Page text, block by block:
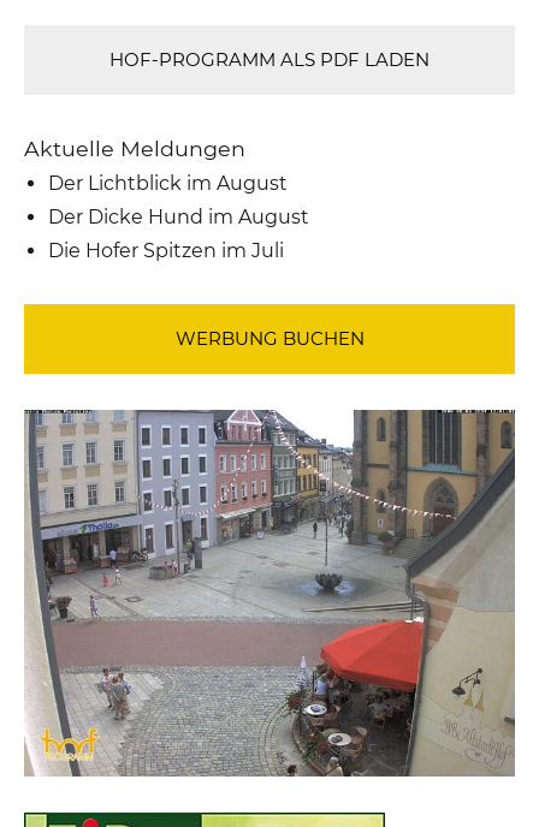
HOF-PROGRAMM ALS PDF LADEN
Aktuelle Meldungen
Der Lichtblick im August
Der Dicke Hund im August
Die Hofer Spitzen im Juli
WERBUNG BUCHEN